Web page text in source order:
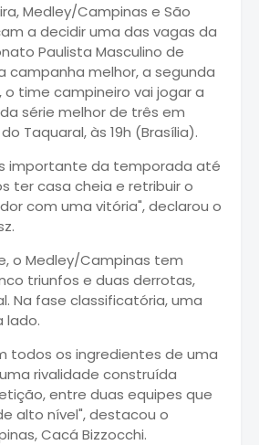
Medley/Campinas e São
a decidir uma das vagas da
Paulista Masculino de
campanha melhor, a segunda
o time campineiro vai jogar a
série melhor de três em
Taquaral, às 19h (Brasília).
importante da temporada até
ter casa cheia e retribuir o
com uma vitória", declarou o
o Medley/Campinas tem
triunfos e duas derrotas,
Na fase classificatória, uma
lado.
todos os ingredientes de uma
rivalidade construída
entre duas equipes que
alto nível", destacou o
Cacá Bizzocchi.